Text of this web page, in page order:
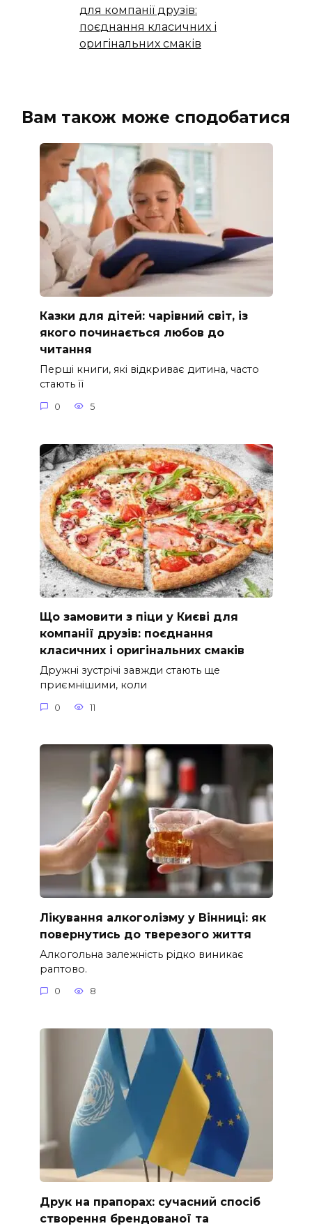
для компанії друзів:
поєднання класичних і
оригінальних смаків
Вам також може сподобатися
Казки для дітей: чарівний світ, із
якого починається любов до
читання
Перші книги, які відкриває дитина, часто
стають її
0 5
Що замовити з піци у Києві для
компанії друзів: поєднання
класичних і оригінальних смаків
Дружні зустрічі завжди стають ще
приємнішими, коли
0 11
Лікування алкоголізму у Вінниці: як
повернутись до тверезого життя
Алкогольна залежність рідко виникає
раптово.
0 8
Друк на прапорах: сучасний спосіб
створення брендованої та